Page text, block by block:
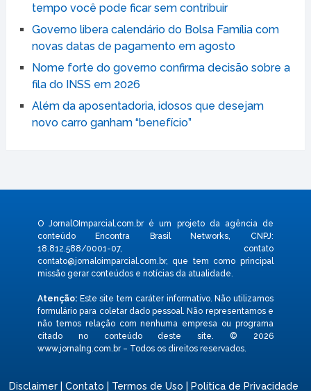
tempo você pode ficar sem contribuir
Governo libera calendário do Bolsa Família com
novas datas de pagamento em agosto
Nome forte do governo confirma decisão sobre a
fila do INSS em 2026
Além da aposentadoria, idosos que desejam
novo carro ganham “benefício”
O JornalOImparcial.com.br é um projeto da agência de
conteúdo Encontra Brasil Networks, CNPJ:
18.812.588/0001-07, contato
contato@jornaloimparcial.com.br, que tem como principal
missão gerar conteúdos e notícias da atualidade.
Atenção:Este site tem caráter informativo. Não utilizamos
formulário para coletar dado pessoal. Não representamos e
não temos relação com nenhuma empresa ou programa
citado no conteúdo deste site. © 2026
www.jornalng.com.br – Todos os direitos reservados.
Disclaimer |Contato Termos de Uso Política de Privacidade